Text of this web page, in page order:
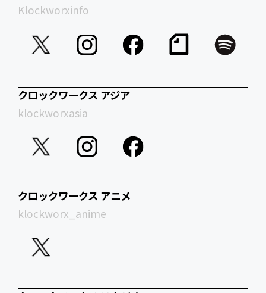
Klockworxinfo
クロックワークス アジア
klockworxasia
クロックワークス アニメ
klockworx_anime